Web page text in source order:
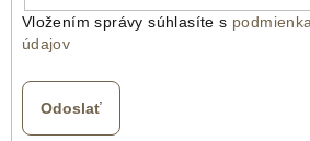
Vložením správy súhlasíte s
údajov
Odoslať